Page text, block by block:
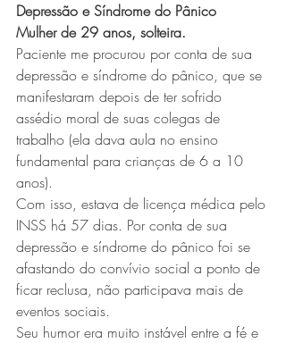
Depressão e Síndrome do Pânico
Mulher de 29 anos, solteira.
Paciente me procurou por conta de sua
depressão e síndrome do pânico, que se
manifestaram depois de ter sofrido
assédio moral de suas colegas de
trabalho (ela dava aula no ensino
fundamental para crianças de 6 a 10
anos).
Com isso, estava de licença médica pelo
INSS há 57 dias. Por conta de sua
depressão e síndrome do pânico foi se
afastando do convívio social a ponto de
ficar reclusa, não participava mais de
eventos sociais.
Seu humor era muito instável entre a fé e